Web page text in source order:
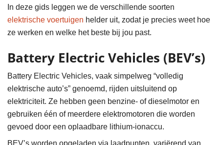
In deze gids leggen we de verschillende soorten
elektrische voertuigen helder uit, zodat je precies weet hoe
ze werken en welke het beste bij jou past.
Battery Electric Vehicles (BEV’s)
Battery Electric Vehicles, vaak simpelweg “volledig
elektrische auto’s” genoemd, rijden uitsluitend op
elektriciteit. Ze hebben geen benzine- of dieselmotor en
gebruiken één of meerdere elektromotoren die worden
gevoed door een oplaadbare lithium-ionaccu.
BEV’s worden opgeladen via laadpunten, variërend van